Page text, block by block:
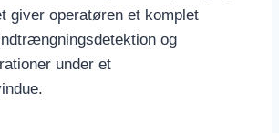
giver operatøren et komplet
og
under et